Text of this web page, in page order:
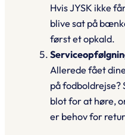
Hvis JYSK ikke
blive sat på
først et opkald.
Allerede fået
på fodboldrejse?
blot for at høre,
er behov for